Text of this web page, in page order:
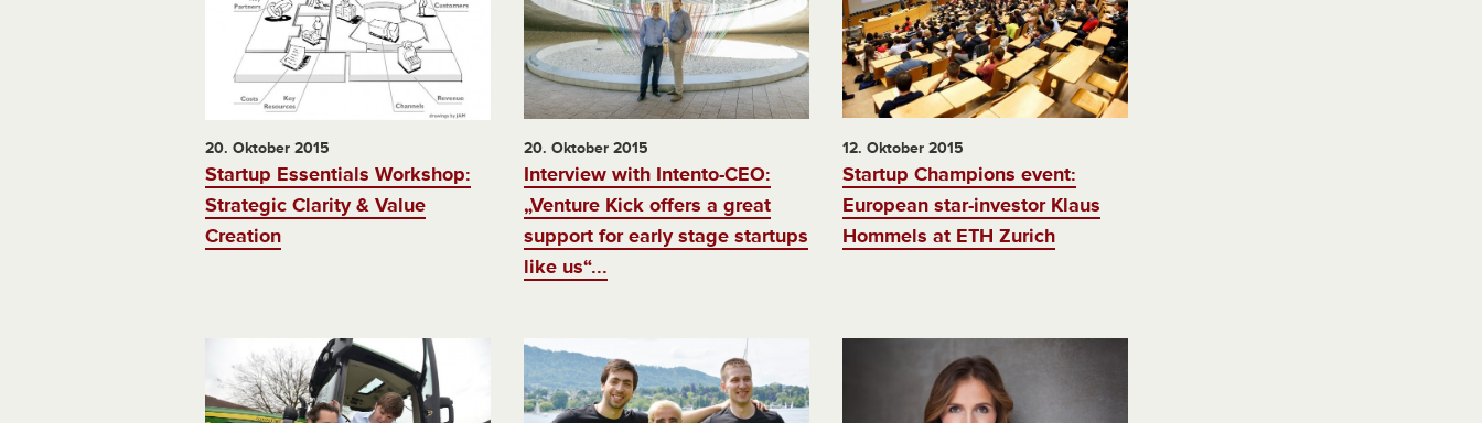
20. Oktober 2015
Startup Essentials Workshop:
Strategic Clarity & Value
Creation
20. Oktober 2015
Interview with Intento-CEO:
„Venture Kick offers a great
support for early stage startups
like us“...
12. Oktober 2015
Startup Champions event:
European star-investor Klaus
Hommels at ETH Zurich